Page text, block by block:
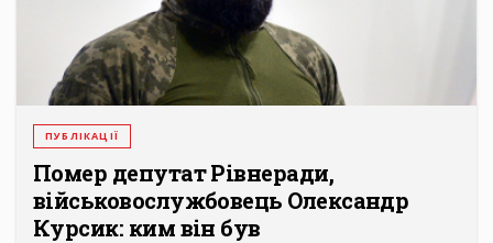
ПУБЛІКАЦІЇ
Помер депутат Рівнеради,
військовослужбовець Олександр
Курсик: ким він був